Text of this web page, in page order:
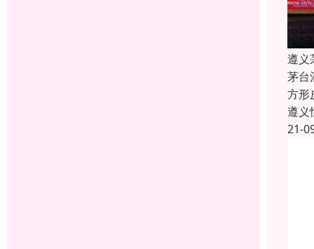
遵义
茅台
方形
遵义
21-